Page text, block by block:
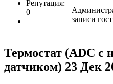
Репутация:
0
записи
Термостат (ADC с
датчиком) 23 Дек